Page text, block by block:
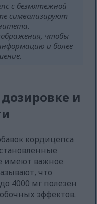
с безмятежной
символизируют
чтобы
и более
и
кордицепса
имеют важное
что
4000 мг полезен
эффектов.